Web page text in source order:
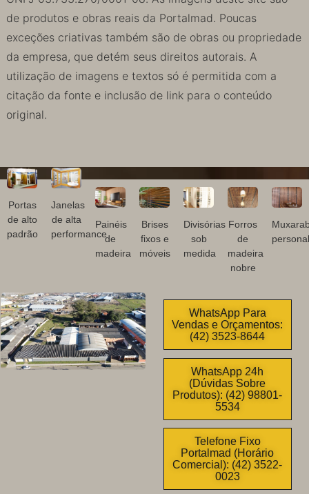
de produtos e obras reais da Portalmad. Poucas
exceções criativas também são de obras ou propriedade
da empresa, que detém seus direitos autorais. A
utilização de imagens e textos só é permitida com a
citação da fonte e inclusão de link para o conteúdo
original.
Portas
de alto
padrão
Janelas
de alta
performance
Painéis
de
madeira
Brises
fixos e
móveis
Divisórias
sob
medida
Forros
de
madeira
nobre
WhatsApp Para
Vendas e Orçamentos:
(42) 3523-8644
WhatsApp 24h
(Dúvidas Sobre
Produtos): (42) 98801-
5534
Telefone Fixo
Portalmad (Horário
Comercial): (42) 3522-
0023